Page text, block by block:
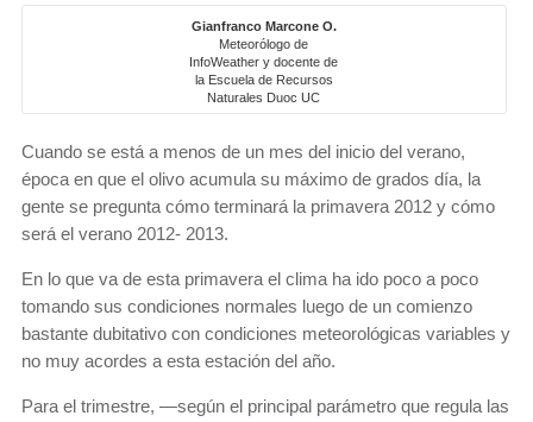
Gianfranco Marcone O.
Meteorólogo de
InfoWeather y docente de
la Escuela de Recursos
Naturales Duoc UC
Cuando se está a menos de un mes del inicio del verano,
época en que el olivo acumula su máximo de grados día, la
gente se pregunta cómo terminará la primavera 2012 y cómo
será el verano 2012- 2013.
En lo que va de esta primavera el clima ha ido poco a poco
tomando sus condiciones normales luego de un comienzo
bastante dubitativo con condiciones meteorológicas variables y
no muy acordes a esta estación del año.
Para el trimestre, —según el principal parámetro que regula las